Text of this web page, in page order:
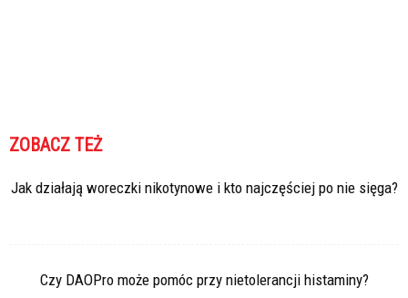
ZOBACZ TEŻ
Jak działają woreczki nikotynowe i kto najczęściej po nie sięga?
Czy DAOPro może pomóc przy nietolerancji histaminy?